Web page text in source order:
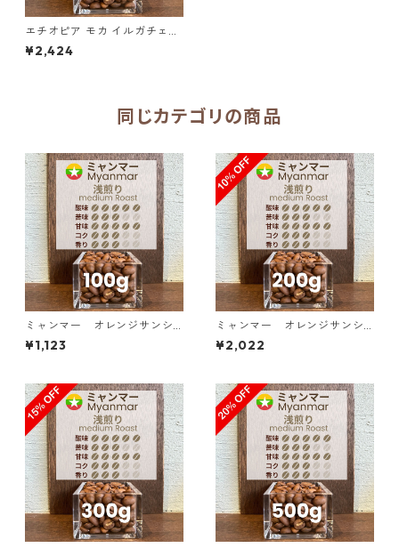
エチオピア モカ イルガチェフ
ェ G1 ゲデブ ハロベリティ 30
0g（100g単価の15%OFF）
¥2,424
同じカテゴリの商品
ミャンマー オレンジサンシ
ャイン G１ ウォッシュド・ア
ナエロビック 100g
¥1,123
ミャンマー オレンジサンシ
ャイン G１ ウォッシュド・ア
ナエロビック 200g（100g単
¥2,022